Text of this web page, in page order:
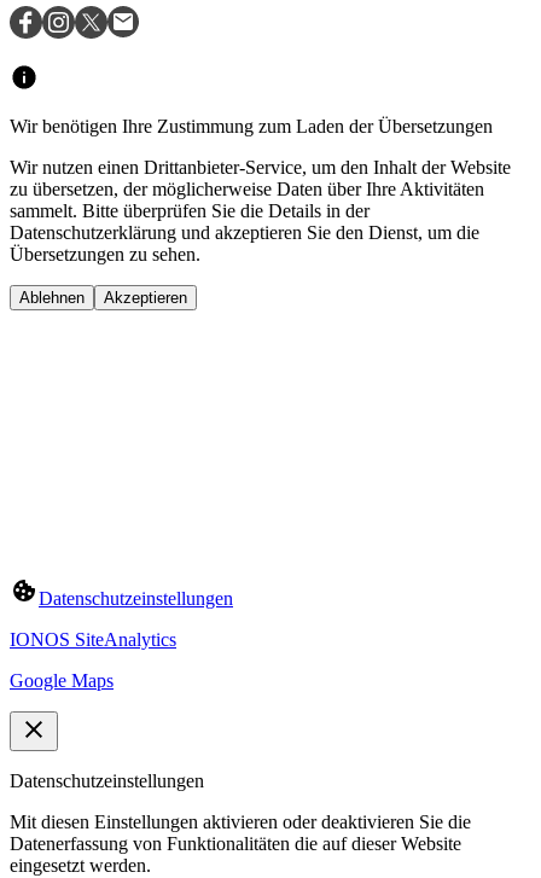
Wir benötigen Ihre Zustimmung zum Laden der Übersetzungen
Wir nutzen einen Drittanbieter-Service, um den Inhalt der Website
zu übersetzen, der möglicherweise Daten über Ihre Aktivitäten
sammelt. Bitte überprüfen Sie die Details in der
Datenschutzerklärung und akzeptieren Sie den Dienst, um die
Übersetzungen zu sehen.
Ablehnen Akzeptieren
Datenschutzeinstellungen
IONOS SiteAnalytics
Google Maps
Datenschutzeinstellungen
Mit diesen Einstellungen aktivieren oder deaktivieren Sie die
Datenerfassung von Funktionalitäten die auf dieser Website
eingesetzt werden.